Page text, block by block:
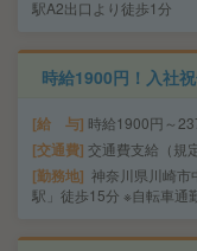
駅A2出口より徒歩1分
時給1900円！入社
給 与 時給1900円～
交通費 交通費支給（規
勤務地 神奈川県川崎市
駅」徒歩15分 ※自転車